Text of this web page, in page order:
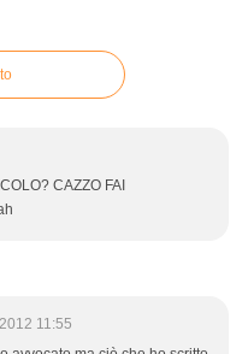
CAZZO FAI
11:55